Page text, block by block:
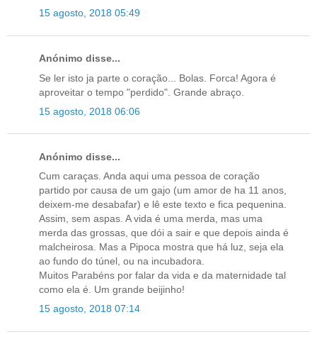
15 agosto, 2018 05:49
Anónimo disse...
Se ler isto ja parte o coração... Bolas. Forca! Agora é
aproveitar o tempo "perdido". Grande abraço.
15 agosto, 2018 06:06
Anónimo disse...
Cum caraças. Anda aqui uma pessoa de coração
partido por causa de um gajo (um amor de ha 11 anos,
deixem-me desabafar) e lê este texto e fica pequenina.
Assim, sem aspas. A vida é uma merda, mas uma
merda das grossas, que dói a sair e que depois ainda é
malcheirosa. Mas a Pipoca mostra que há luz, seja ela
ao fundo do túnel, ou na incubadora.
Muitos Parabéns por falar da vida e da maternidade tal
como ela é. Um grande beijinho!
15 agosto, 2018 07:14